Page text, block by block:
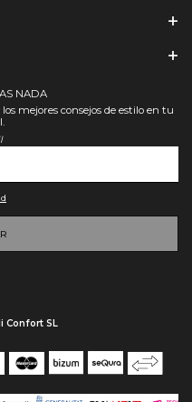
NADA
mejores consejos de estilo en tu
Confort SL